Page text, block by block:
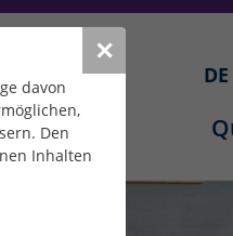
✕
davon
Den
Inhalten
DE